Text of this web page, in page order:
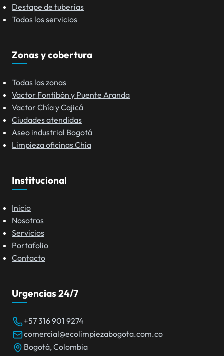
Destape de tuberías
Todos los servicios
Zonas y cobertura
Todas las zonas
Vactor Fontibón y Puente Aranda
Vactor Chía y Cajicá
Ciudades atendidas
Aseo industrial Bogotá
Limpieza oficinas Chía
Institucional
Inicio
Nosotros
Servicios
Portafolio
Contacto
Urgencias 24/7
+57 316 901 9274
comercial@ecolimpiezabogota.com.co
Bogotá, Colombia